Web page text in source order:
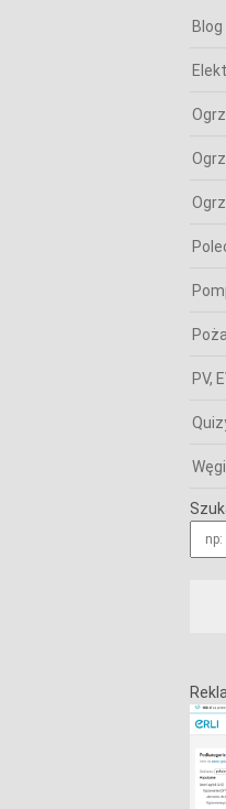
Blog
PV,